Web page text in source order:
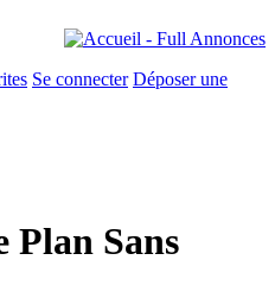
Se connecter Déposer une
Plan Sans